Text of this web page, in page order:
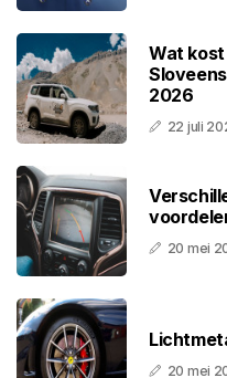
Wat
2026
22 juli
20 mei
20 mei